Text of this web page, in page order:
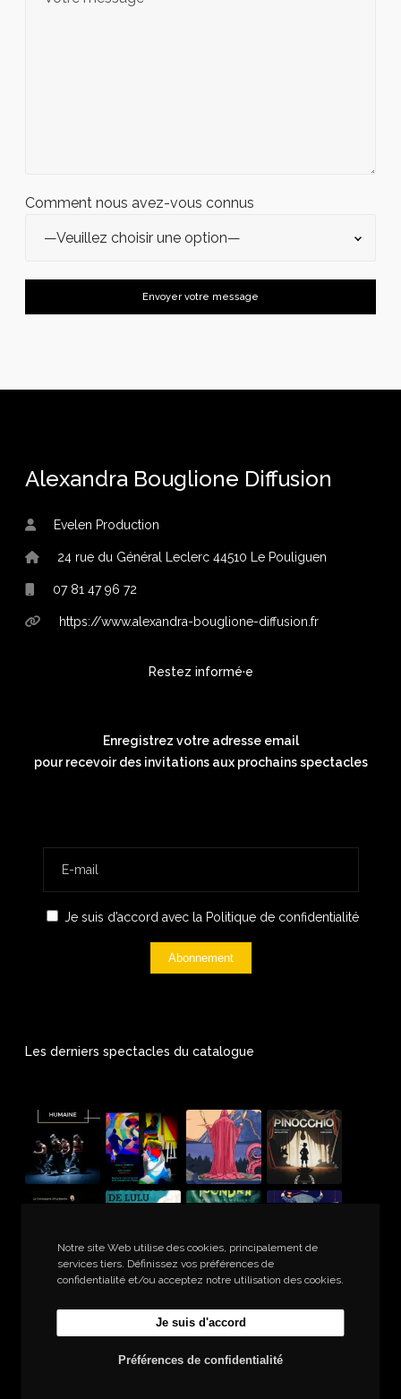
Comment nous avez-vous connus
Alexandra Bouglione Diffusion
Evelen Production
24 rue du Général Leclerc 44510 Le Pouliguen
07 81 47 96 72
https://www.alexandra-bouglione-diffusion.fr
Restez informé·e
Enregistrez votre adresse email
pour recevoir des invitations aux prochains spectacles
Je suis d’accord avec la Politique de confidentialité
Abonnement
Les derniers spectacles du catalogue
Notre site Web utilise des cookies, principalement de
services tiers. Définissez vos préférences de
confidentialité et/ou acceptez notre utilisation des cookies.
Préférences de confidentialité
Je suis d'accord